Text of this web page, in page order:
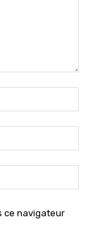
:*
:*
:
ce navigateur